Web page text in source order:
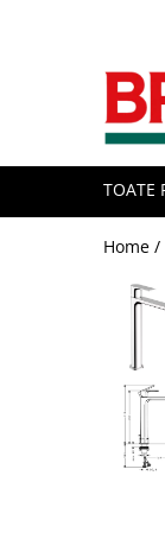
Toate
Baterii
Baterii chiuveta
Baterii bideu si
Accesorii baterii
TOATE
Home /